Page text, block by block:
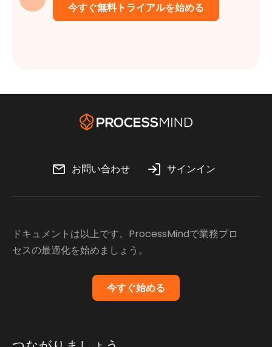
今すぐ無料トライアルを始める
お問い合わせ サインイン
ドキュメントは以上です。ProcessMindで業務プロ
セスの最適化を始めましょう。
今すぐ始める